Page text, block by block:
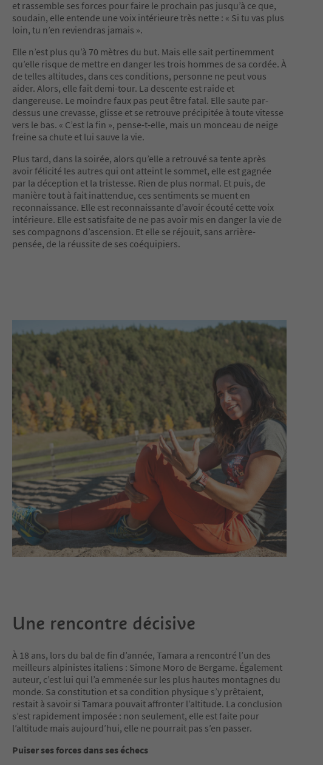
et rassemble ses forces pour faire le prochain pas jusqu’à ce que,
soudain, elle entende une voix intérieure très nette : « Si tu vas plus
loin, tu n’en reviendras jamais ».
Elle n’est plus qu’à 70 mètres du but. Mais elle sait pertinemment
qu’elle risque de mettre en danger les trois hommes de sa cordée. À
de telles altitudes, dans ces conditions, personne ne peut vous
aider. Alors, elle fait demi-tour. La descente est raide et
dangereuse. Le moindre faux pas peut être fatal. Elle saute par-
dessus une crevasse, glisse et se retrouve précipitée à toute vitesse
vers le bas. « C’est la fin », pense-t-elle, mais un monceau de neige
freine sa chute et lui sauve la vie.
Plus tard, dans la soirée, alors qu’elle a retrouvé sa tente après
avoir félicité les autres qui ont atteint le sommet, elle est gagnée
par la déception et la tristesse. Rien de plus normal. Et puis, de
manière tout à fait inattendue, ces sentiments se muent en
reconnaissance. Elle est reconnaissante d’avoir écouté cette voix
intérieure. Elle est satisfaite de ne pas avoir mis en danger la vie de
ses compagnons d’ascension. Et elle se réjouit, sans arrière-
pensée, de la réussite de ses coéquipiers.
Une rencontre décisive
À 18 ans, lors du bal de fin d’année, Tamara a rencontré l’un des
meilleurs alpinistes italiens : Simone Moro de Bergame. Également
auteur, c’est lui qui l’a emmenée sur les plus hautes montagnes du
monde. Sa constitution et sa condition physique s’y prêtaient,
restait à savoir si Tamara pouvait affronter l’altitude. La conclusion
s’est rapidement imposée : non seulement, elle est faite pour
l’altitude mais aujourd’hui, elle ne pourrait pas s’en passer.
Puiser ses forces dans ses échecs